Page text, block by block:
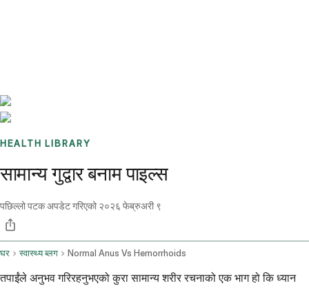
HEALTH LIBRARY
सामान्य गुद्वार बनाम पाइल्स
पछिल्लो पटक अपडेट गरिएको २०२६ फेब्रुअरी ९
घर स्वास्थ्य ब्लग Normal Anus Vs Hemorrhoids
तपाईंले अनुभव गरिरहनुभएको कुरा सामान्य शरीर रचनाको एक भाग हो कि ध्यान